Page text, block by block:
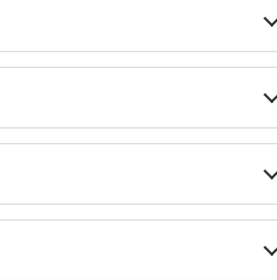
Plagne – cea
Puteți alege dintr-o ofertă
proprietăți pentru o singură
vârstă și grupuri. Oaspeţii
pensiuni care oferă intimitate
La Plagne. Facilitățile din
auto, transport public,
locuri de relaxare sau